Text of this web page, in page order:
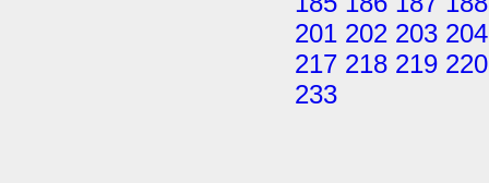
201 202 203 204
217 218 219 220
233